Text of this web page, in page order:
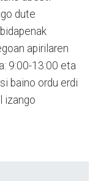
dute
apirilaren
9:00-13:00 eta
baino ordu erdi
izango